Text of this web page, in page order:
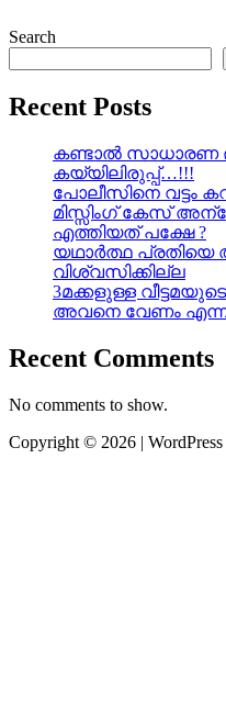
Search
Recent Posts
കണ്ടാൽ സാധാരണ
കയ്യിലിരുപ്പ്…!!!
പോലീസിനെ വട്ടം
മിസ്സിംഗ് കേസ്
എത്തിയത് പക്ഷേ ?
യഥാർത്ഥ പ്രതിയെ
വിശ്വസിക്കില്ല
3മക്കളുള്ള
അവനെ വേണം എന്ന്
Recent Comments
No comments to show.
Copyright © 2026 |